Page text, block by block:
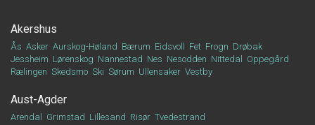
Akershus
Ås Asker Aurskog-Høland Bærum Eidsvoll Fet Frogn Drøbak
Jessheim Lørenskog Nannestad Nes Nesodden Nittedal
Oppegård
Rælingen Skedsmo Ski Sørum Ullensaker Vestby
Aust-Agder
Arendal Grimstad Lillesand Risør Tvedestrand